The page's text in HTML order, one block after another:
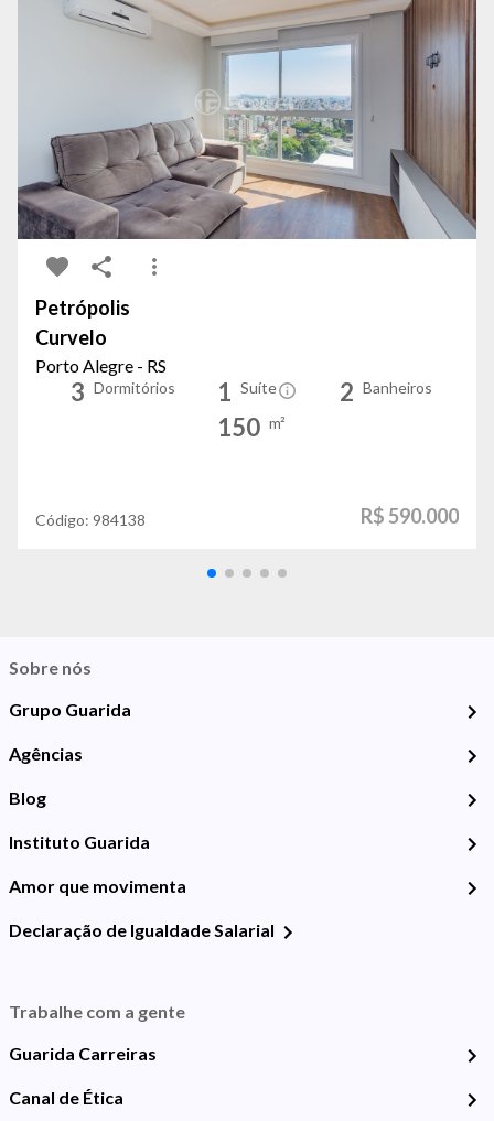
Petrópolis
Curvelo
Porto Alegre - RS
3 Dormitórios 1 Suíte 2 Banheiros
150 m²
Código: 984138 R$ 590.000
Sobre nós
Grupo Guarida
Agências
Blog
Instituto Guarida
Amor que movimenta
Declaração de Igualdade Salarial
Trabalhe com a gente
Guarida Carreiras
Canal de Ética